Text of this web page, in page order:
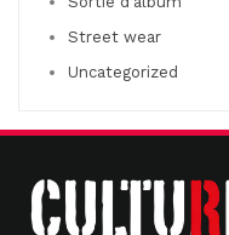
Street wear
Uncategorized